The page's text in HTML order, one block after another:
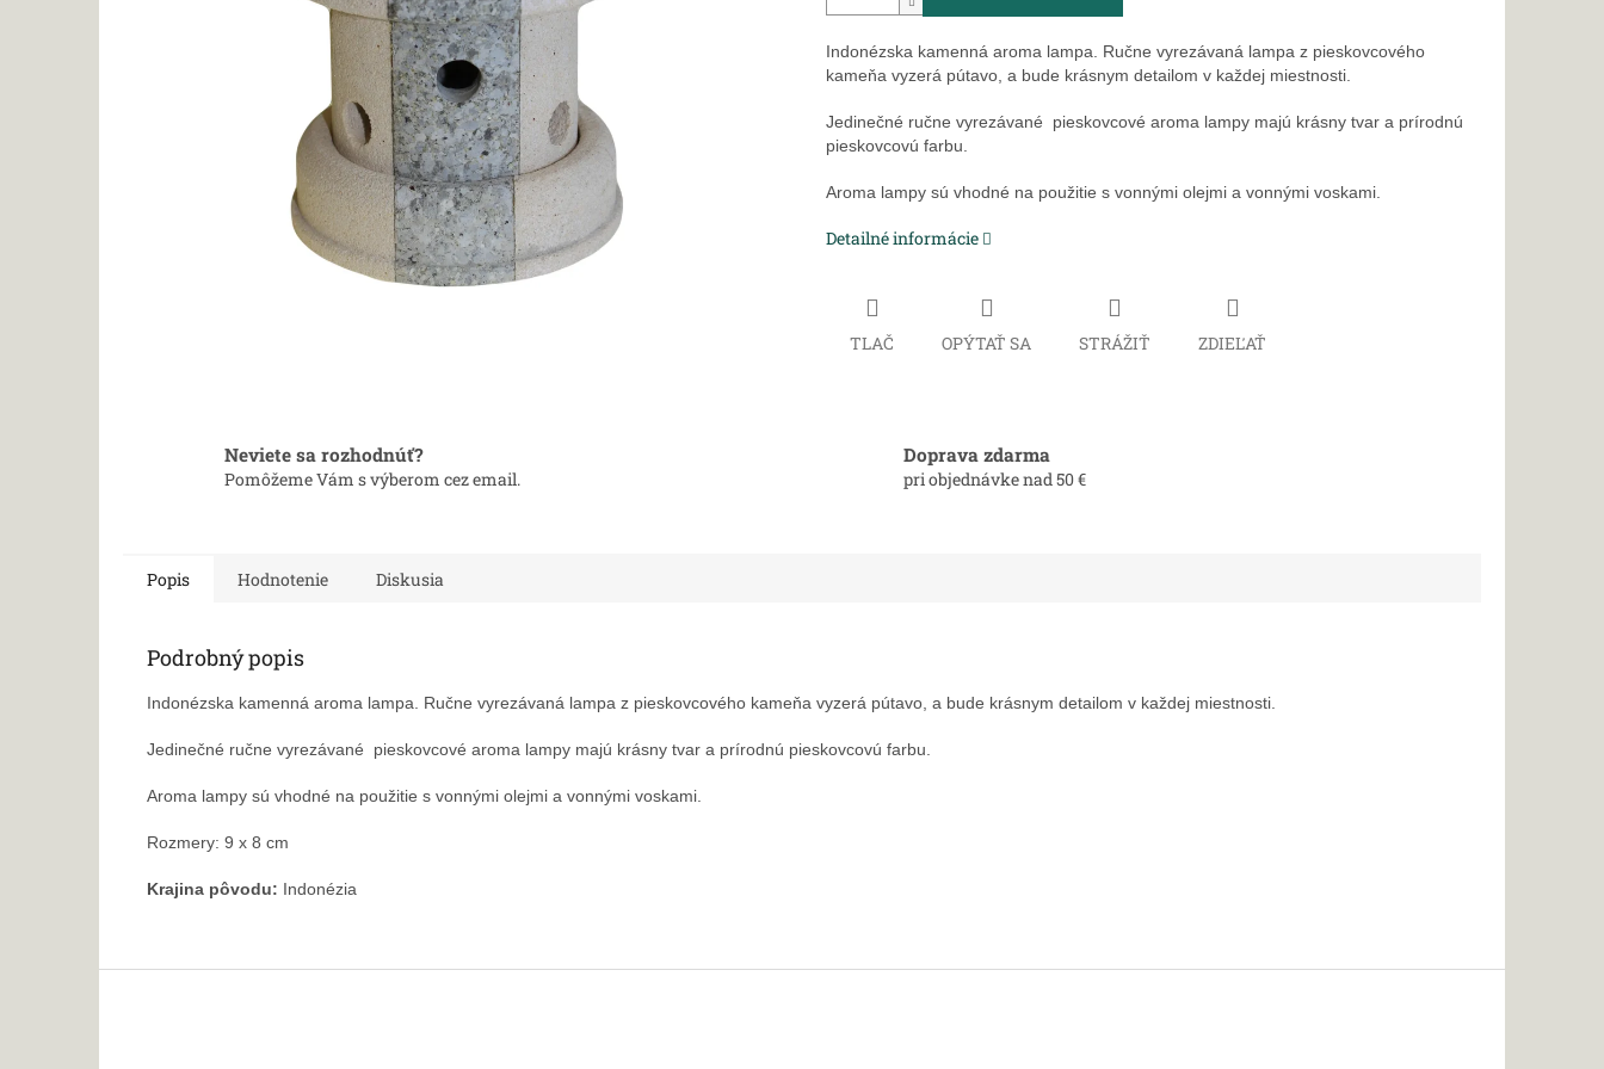
Indonézska kamenná aroma lampa. Ručne vyrezávaná lampa z pieskovcového
kameňa vyzerá pútavo, a bude krásnym detailom v každej miestnosti.
Jedinečné ručne vyrezávané pieskovcové aroma lampy majú krásny tvar a prírodnú
pieskovcovú farbu.
Aroma lampy sú vhodné na použitie s vonnými olejmi a vonnými voskami.
Detailné informácie
TLAČ OPÝTAŤ SA STRÁŽIŤ ZDIEĽAŤ
Neviete sa rozhodnúť?
Pomôžeme Vám s výberom cez email.
Doprava zdarma
pri objednávke nad 50 €
Popis Hodnotenie Diskusia
Podrobný popis
Indonézska kamenná aroma lampa. Ručne vyrezávaná lampa z pieskovcového kameňa vyzerá pútavo, a bude krásnym detailom v každej miestnosti.
Jedinečné ručne vyrezávané pieskovcové aroma lampy majú krásny tvar a prírodnú pieskovcovú farbu.
Aroma lampy sú vhodné na použitie s vonnými olejmi a vonnými voskami.
Rozmery: 9 x 8 cm
Krajina pôvodu: Indonézia